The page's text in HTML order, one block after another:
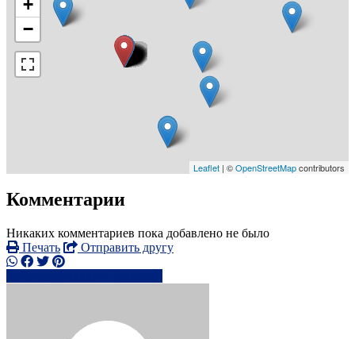
+
−
Leaflet | ©OpenStreetMapcontributors
Комментарии
Никаких комментариев пока добавлено не было
Печать
Отправить другу